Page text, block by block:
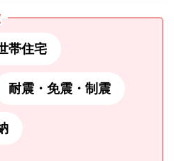
帯住宅
耐震・免震・制震